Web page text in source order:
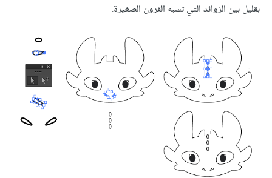
بقليل بين الزوائد التي تشبه القرون الصغيرة.